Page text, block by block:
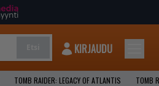
KIRJAUDU
TOMB RAIDER: LEGACY OF ATLANTIS TOMB